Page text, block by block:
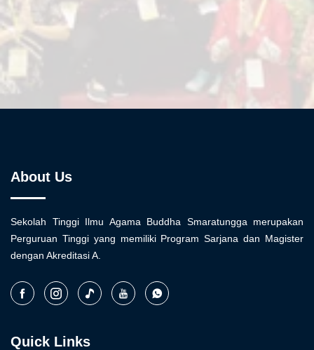
About Us
Sekolah Tinggi Ilmu Agama Buddha Smaratungga merupakan
Perguruan Tinggi yang memiliki Program Sarjana dan Magister
dengan Akreditasi A.
Quick Links